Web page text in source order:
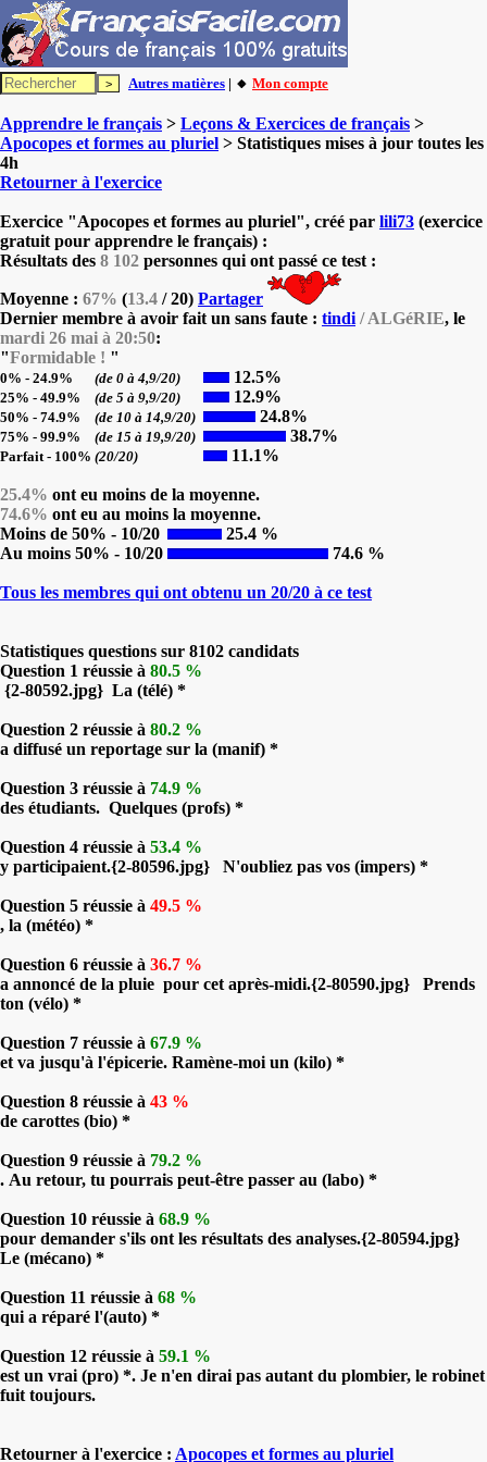
Autres matières | 🔸 Mon compte
Apprendre le français > Leçons & Exercices de français >
Apocopes et formes au pluriel > Statistiques mises à jour toutes les
4h
Retourner à l'exercice
Exercice "Apocopes et formes au pluriel", créé par lili73 (exercice
gratuit pour apprendre le français) :
Résultats des 8 102 personnes qui ont passé ce test :
Moyenne : 67% (13.4 / 20) Partager
Dernier membre à avoir fait un sans faute : tindi / ALGéRIE, le
mardi 26 mai à 20:50:
"Formidable ! "
0% - 24.9% (de 0 à 4,9/20) 12.5%
25% - 49.9% (de 5 à 9,9/20) 12.9%
50% - 74.9% (de 10 à 14,9/20) 24.8%
75% - 99.9% (de 15 à 19,9/20) 38.7%
Parfait - 100% (20/20) 11.1%
25.4% ont eu moins de la moyenne.
74.6% ont eu au moins la moyenne.
Moins de 50% - 10/20
25.4 %
Au moins 50% - 10/20
74.6 %
Tous les membres qui ont obtenu un 20/20 à ce test
Statistiques questions sur 8102 candidats
Question 1 réussie à 80.5 %
{2-80592.jpg} La (télé) *
Question 2 réussie à 80.2 %
a diffusé un reportage sur la (manif) *
Question 3 réussie à 74.9 %
des étudiants. Quelques (profs) *
Question 4 réussie à 53.4 %
y participaient.{2-80596.jpg} N'oubliez pas vos (impers) *
Question 5 réussie à 49.5 %
, la (météo) *
Question 6 réussie à 36.7 %
a annoncé de la pluie pour cet après-midi.{2-80590.jpg} Prends
ton (vélo) *
Question 7 réussie à 67.9 %
et va jusqu'à l'épicerie. Ramène-moi un (kilo) *
Question 8 réussie à 43 %
de carottes (bio) *
Question 9 réussie à 79.2 %
. Au retour, tu pourrais peut-être passer au (labo) *
Question 10 réussie à 68.9 %
pour demander s'ils ont les résultats des analyses.{2-80594.jpg}
Le (mécano) *
Question 11 réussie à 68 %
qui a réparé l'(auto) *
Question 12 réussie à 59.1 %
est un vrai (pro) *. Je n'en dirai pas autant du plombier, le robinet
fuit toujours.
Retourner à l'exercice : Apocopes et formes au pluriel